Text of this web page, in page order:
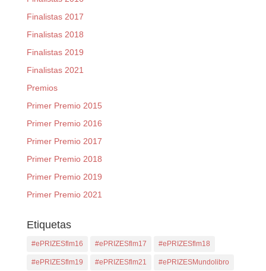
Finalistas 2017
Finalistas 2018
Finalistas 2019
Finalistas 2021
Premios
Primer Premio 2015
Primer Premio 2016
Primer Premio 2017
Primer Premio 2018
Primer Premio 2019
Primer Premio 2021
Etiquetas
#ePRIZESflm16 #ePRIZESflm17 #ePRIZESflm18
#ePRIZESflm19 #ePRIZESflm21 #ePRIZESMundolibro